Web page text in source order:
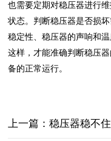
也需要定期对稳压器进行
状态。判断稳压器是否损
稳定性、稳压器的声响和
这样，才能准确判断稳压
备的正常运行。
上一篇：稳压器稳不